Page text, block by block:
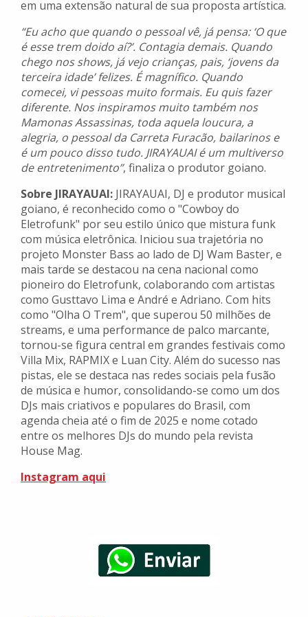
em uma extensão natural de sua proposta artística.
“Eu acho que quando o pessoal vê, já pensa: ‘O que
é esse trem doido aí?’. Contagia demais. Quando
chego nos shows, já vejo crianças, pais, ‘jovens da
terceira idade’ felizes. É magnífico. Quando
comecei, vi pessoas muito formais. Eu quis fazer
diferente. Nos inspiramos muito também nos
Mamonas Assassinas, toda aquela loucura, a
alegria, o pessoal da Carreta Furacão, bailarinos e
é um pouco disso tudo. JIRAYAUAI é um multiverso
de entretenimento”, finaliza o produtor goiano.
Sobre JIRAYAUAI: JIRAYAUAI, DJ e produtor musical
goiano, é reconhecido como o "Cowboy do
Eletrofunk" por seu estilo único que mistura funk
com música eletrônica. Iniciou sua trajetória no
projeto Monster Bass ao lado de DJ Wam Baster, e
mais tarde se destacou na cena nacional como
pioneiro do Eletrofunk, colaborando com artistas
como Gusttavo Lima e André e Adriano. Com hits
como "Olha O Trem", que superou 50 milhões de
streams, e uma performance de palco marcante,
tornou-se figura central em grandes festivais como
Villa Mix, RAPMIX e Luan City. Além do sucesso nas
pistas, ele se destaca nas redes sociais pela fusão
de música e humor, consolidando-se como um dos
DJs mais criativos e populares do Brasil, com
agenda cheia até o fim de 2025 e nome cotado
entre os melhores DJs do mundo pela revista
House Mag.
Instagram aqui